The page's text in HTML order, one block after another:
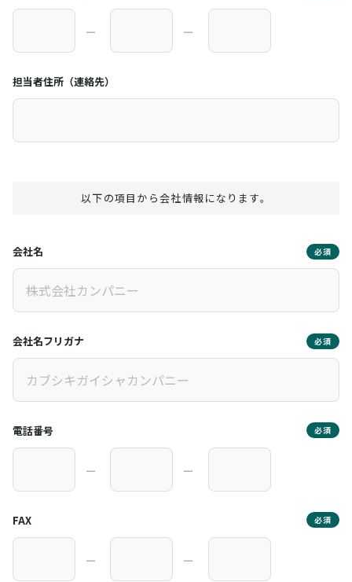
― ―
担当者住所（連絡先）
以下の項目から会社情報になります。
会社名 必須
会社名フリガナ 必須
電話番号 必須
― ―
FAX 必須
― ―